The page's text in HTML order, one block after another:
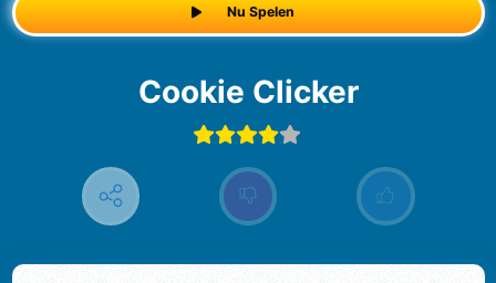
Nu Spelen
Cookie Clicker